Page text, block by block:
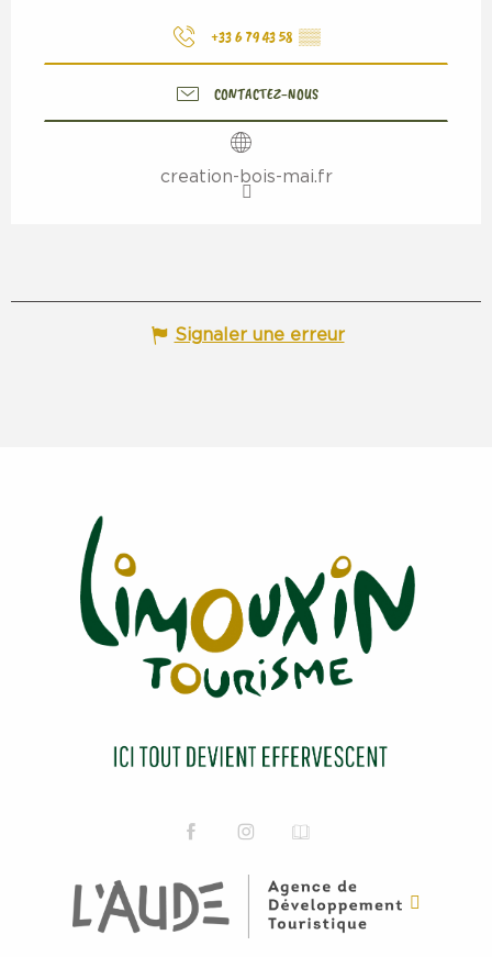
+33 6 79 43 58 ▒▒
CONTACTEZ-NOUS
creation-bois-mai.fr
Signaler une erreur